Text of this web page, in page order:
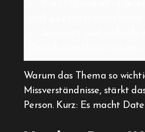
Warum das Thema so
Missverständnisse, stärkt
Person. Kurz: Es macht